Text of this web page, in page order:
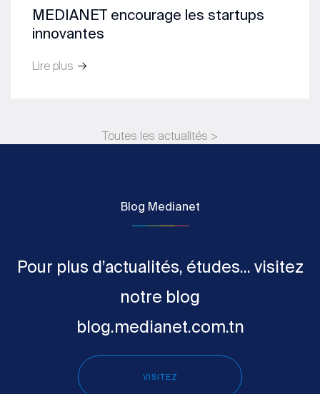
MEDIANET encourage les startups
innovantes
Lire plus
Toutes les actualités >
Blog Medianet
Pour plus d’actualités, études... visitez
notre blog
blog.medianet.com.tn
VISITEZ